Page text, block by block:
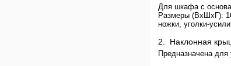
Для шкафа с
Размеры (ВхШхГ):
ножки, уголки-
2. Наклонная
Предназначена